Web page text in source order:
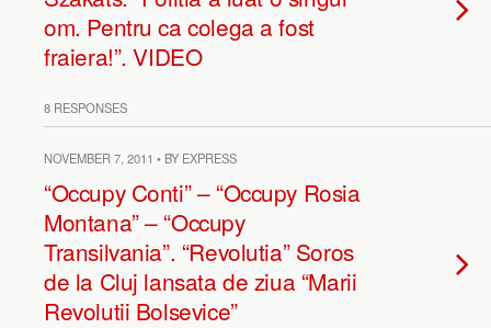
om. Pentru ca colega a fost
fraiera!”. VIDEO
8 RESPONSES
NOVEMBER 7, 2011 • BY EXPRESS
“Occupy Conti” – “Occupy Rosia
Montana” – “Occupy
Transilvania”. “Revolutia” Soros
de la Cluj lansata de ziua “Marii
Revolutii Bolsevice”